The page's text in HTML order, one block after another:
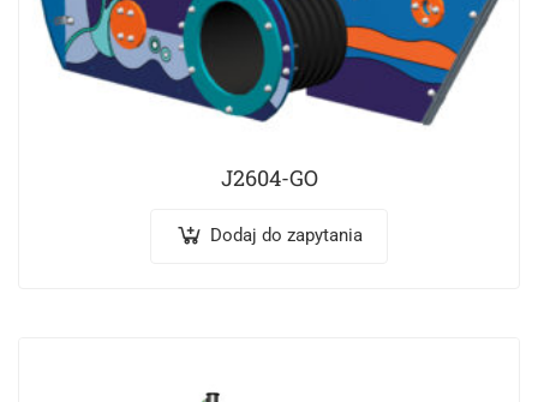
J2604-GO
Dodaj do zapytania